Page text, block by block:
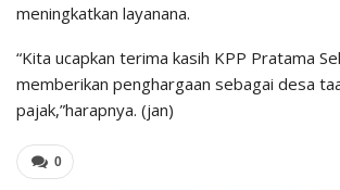
meningkatkan layanana.
“Kita ucapkan terima kasih KPP Pratama
memberikan penghargaan sebagai desa
pajak,”harapnya. (jan)
0